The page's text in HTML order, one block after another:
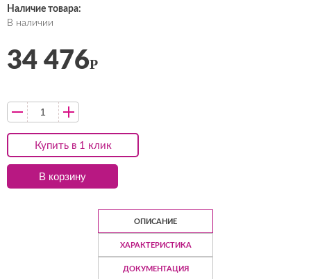
Наличие товара:
В наличии
Купить в 1 клик
34 476Р
В корзину
ОПИСАНИЕ
ХАРАКТЕРИСТИКА
ДОКУМЕНТАЦИЯ